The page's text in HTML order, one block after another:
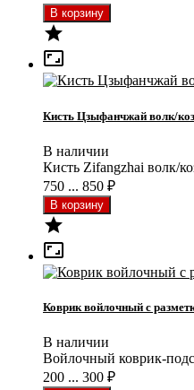


Кисть Цзыфанчжай волк/
В наличии
Кисть Zifangzhai волк/
750 ... 850 ₽


Коврик войлочный с
В наличии
Войлочный коврик-
200 ... 300 ₽